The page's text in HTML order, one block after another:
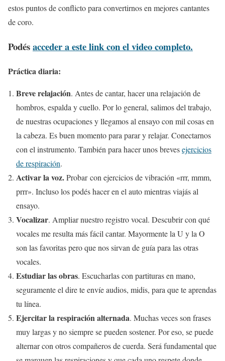
estos puntos de conflicto para convertirnos en mejores cantantes
de coro.
Podésacceder a este link con el video completo.
Práctica diaria:
Breve relajación. Antes de cantar, hacer una relajación de
hombros, espalda y cuello. Por lo general, salimos del trabajo,
de nuestras ocupaciones y llegamos al ensayo con mil cosas en
la cabeza. Es buen momento para parar y relajar. Conectarnos
con el instrumento. También para hacer unos brevesejercicios
de respiración.
Activar la voz.Probar con ejercicios de vibración «rrr, mmm,
prrr». Incluso los podés hacer en el auto mientras viajás al
ensayo.
Vocalizar. Ampliar nuestro registro vocal. Descubrir con qué
vocales me resulta más fácil cantar. Mayormente la U y la O
son las favoritas pero que nos sirvan de guía para las otras
vocales.
Estudiar las obras. Escucharlas con partituras en mano,
seguramente el dire te envíe audios, midis, para que te aprendas
tu línea.
Ejercitar la respiración alternada. Muchas veces son frases
muy largas y no siempre se pueden sostener. Por eso, se puede
alternar con otros compañeros de cuerda. Será fundamental que